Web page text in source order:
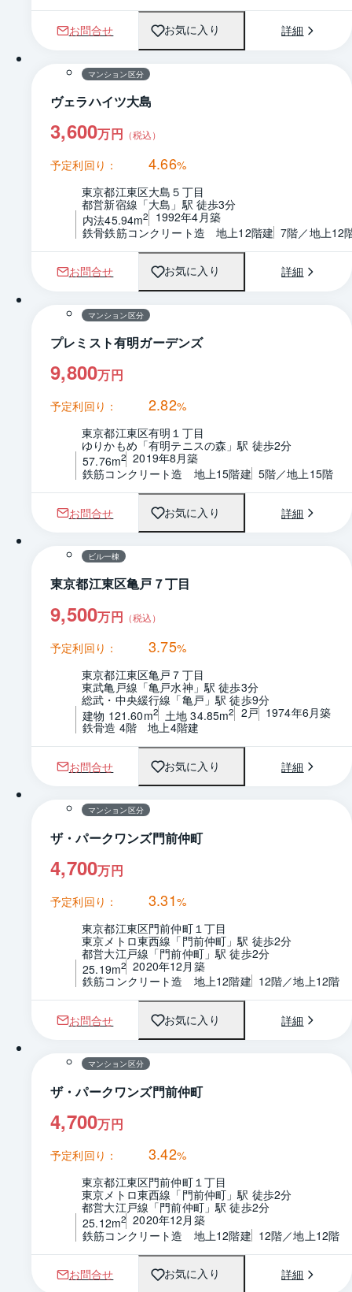
お問合せ お気に入り 詳細
1 / 0 間取り
マンション区分
ヴェラハイツ大島
3,600万円 （税込）
予定利回り： 4.66%
東京都江東区大島５丁目
都営新宿線「大島」駅 徒歩3分
内法45.94m2
1992年4月築
鉄骨鉄筋コンクリート造　地上12階建 7階／地上12
お問合せ お気に入り 詳細
1 / 0 間取り
マンション区分
プレミスト有明ガーデンズ
9,800万円
予定利回り： 2.82%
東京都江東区有明１丁目
ゆりかもめ「有明テニスの森」駅 徒歩2分
57.76m2 2019年8月築
鉄筋コンクリート造　地上15階建 5階／地上15階
お問合せ お気に入り 詳細
1 / 0 間取り
ビル一棟
東京都江東区亀戸７丁目
9,500万円 （税込）
予定利回り： 3.75%
東京都江東区亀戸７丁目
東武亀戸線「亀戸水神」駅 徒歩3分
総武・中央緩行線「亀戸」駅 徒歩9分
建物 121.60m2 土地 34.85m2 2戸 1974年6月築
鉄骨造 4階　地上4階建
お問合せ お気に入り 詳細
1 / 0 間取り
マンション区分
ザ・パークワンズ門前仲町
4,700万円
予定利回り： 3.31%
東京都江東区門前仲町１丁目
東京メトロ東西線「門前仲町」駅 徒歩2分
都営大江戸線「門前仲町」駅 徒歩2分
25.19m2 2020年12月築
鉄筋コンクリート造　地上12階建 12階／地上12階
お問合せ お気に入り 詳細
1 / 0 間取り
マンション区分
ザ・パークワンズ門前仲町
4,700万円
予定利回り： 3.42%
東京都江東区門前仲町１丁目
東京メトロ東西線「門前仲町」駅 徒歩2分
都営大江戸線「門前仲町」駅 徒歩2分
25.12m2 2020年12月築
鉄筋コンクリート造　地上12階建 12階／地上12階
お問合せ お気に入り 詳細
1 / 0 間取り